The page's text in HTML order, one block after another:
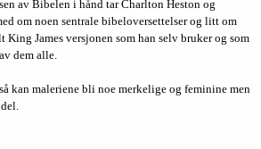
av Bibelen i hånd tar Charlton Heston og
om noen sentrale bibeloversettelser og litt om
King James versjonen som han selv bruker og som
dem alle.
kan maleriene bli noe merkelige og feminine men